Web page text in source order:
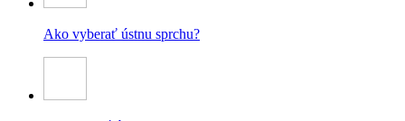
Ako vyberať ústnu sprchu?